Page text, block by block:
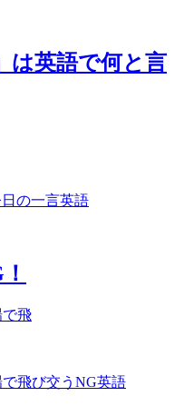
は英語で何と言
の一言英語
！
飛
飛び交うNG英語